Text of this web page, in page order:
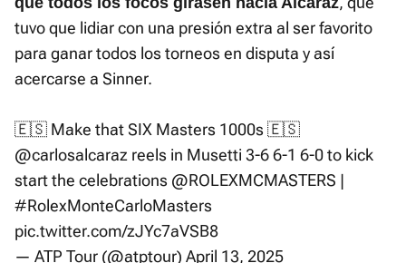
tuvo que lidiar con una presión extra al ser favorito
para ganar todos los torneos en disputa y así
acercarse a Sinner.
🇪🇸 Make that SIX Masters 1000s 🇪🇸
@carlosalcaraz reels in Musetti 3-6 6-1 6-0 to kick
start the celebrations @ROLEXMCMASTERS |
#RolexMonteCarloMasters
pic.twitter.com/zJYc7aVSB8
— ATP Tour (@atptour) April 13, 2025